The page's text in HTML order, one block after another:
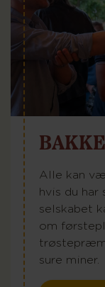
Alle kan
hvis du har
selskabet
om
sure miner.